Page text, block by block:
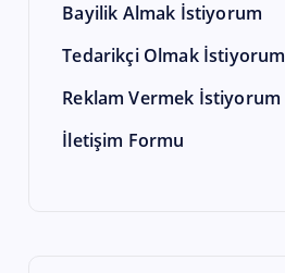
Bayilik Almak İstiyorum
Tedarikçi Olmak İstiyorum
Reklam Vermek İstiyorum
İletişim Formu